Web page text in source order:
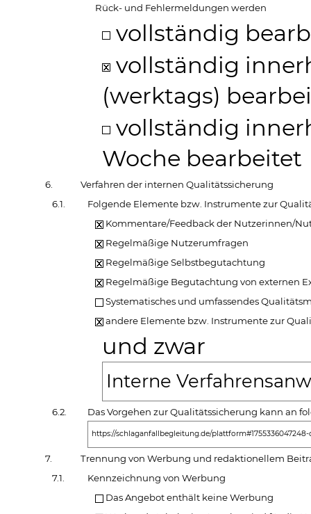
Rück- und Fehlermeldungen werden
vollständig
vollständig
(werktags)
vollständig
Woche bearbeitet
6.
Verfahren der internen Qualitätssicherung
6.1.
Folgende Elemente bzw. Instrumente zur
Kommentare/Feedback der Nutzerinnen/
Regelmäßige Nutzerumfragen
Regelmäßige Selbstbegutachtung
Regelmäßige Begutachtung von externen
Systematisches und umfassendes
andere Elemente bzw. Instrumente zur
und zwar
Interne
6.2. Das Vorgehen zur Qualitätssicherung kann an
https://schlaganfallbegleitung.de/plattform#1755336047248-
7.
Trennung von Werbung und redaktionellem
7.1.
Kennzeichnung von Werbung
Das Angebot enthält keine Werbung